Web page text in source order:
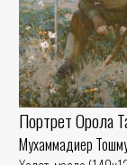
Портрет Орола
Мухаммадиер